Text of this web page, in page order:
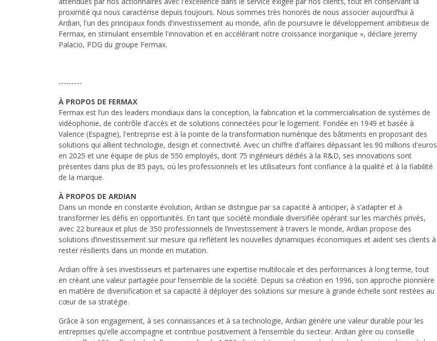
proximité qui nous caractérise depuis toujours. Nous sommes très honorés de nous associer aujourd’hui à
Ardian, l'un des principaux fonds d'investissement au monde, afin de poursuivre le développement ambitieux de
Fermax, en stimulant ensemble l'innovation et en accélérant notre croissance inorganique », déclare Jeremy
Palacio, PDG du groupe Fermax.
---------
À PROPOS DE FERMAX
Fermax est l’un des leaders mondiaux dans la conception, la fabrication et la commercialisation de systèmes de
vidéophonie, de contrôle d'accès et de solutions connectées pour le logement. Fondée en 1949 et basée à
Valence (Espagne), l'entreprise est à la pointe de la transformation numérique des bâtiments en proposant des
solutions qui allient technologie, design et connectivité. Avec un chiffre d'affaires dépassant les 90 millions d'euros
en 2025 et une équipe de plus de 550 employés, dont 75 ingénieurs dédiés à la R&D, ses innovations sont
présentes dans plus de 85 pays, où les professionnels et les utilisateurs font confiance à la qualité et à la fiabilité
de la marque.
À PROPOS DE ARDIAN
Dans un monde en constante évolution, Ardian se distingue par sa capacité à anticiper, à s’adapter et à
transformer les défis en opportunités. En tant que société mondiale diversifiée opérant sur les marchés privés,
avec 22 bureaux et plus de 350 professionnels de l’investissement à travers le monde, Ardian propose des
solutions d’investissement sur mesure qui reflètent les nouvelles dynamiques économiques et aident ses clients à
rester résilients dans un monde en mutation.
Ardian offre à ses investisseurs et partenaires une expertise multilocale et des performances à long terme, tout
en créant une valeur partagée pour l’ensemble de la société. Depuis sa création en 1996, son approche pionnière
en matière de diversification et sa capacité à déployer des solutions sur mesure à grande échelle sont restées au
cœur de sa stratégie.
Grâce à son engagement, à ses connaissances et à sa technologie, Ardian génère une valeur durable pour les
entreprises qu’elle accompagne et contribue positivement à l’ensemble du secteur. Ardian gère ou conseille